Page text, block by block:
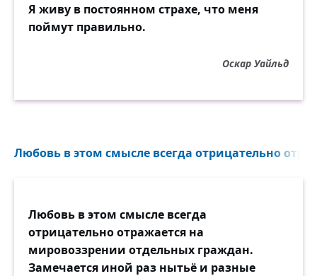
Я живу в постоянном страхе, что меня
поймут правильно.
Оскар Уайльд
Любовь в этом смысле всегда отрицательно
Любовь в этом смысле всегда
отрицательно отражается на
мировоззрении отдельных граждан.
Замечается иной раз нытьё и разные